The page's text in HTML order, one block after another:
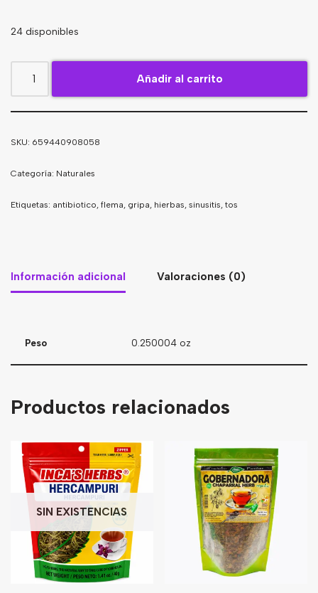
Tés
24 disponibles
Añadir al carrito
SKU: 659440908058
Categoría: Naturales
Etiquetas: antibiotico flema gripa hierbas sinusitis tos
Información adicional Valoraciones (0)
Peso 0.250004 oz
Productos relacionados
SIN EXISTENCIAS